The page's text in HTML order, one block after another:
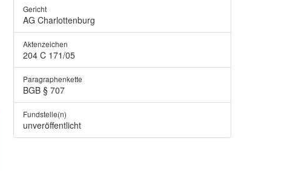
Gericht
AG Charlottenburg
Aktenzeichen
204 C 171/05
Paragraphenkette
BGB § 707
Fundstelle(n)
unveröffentlicht